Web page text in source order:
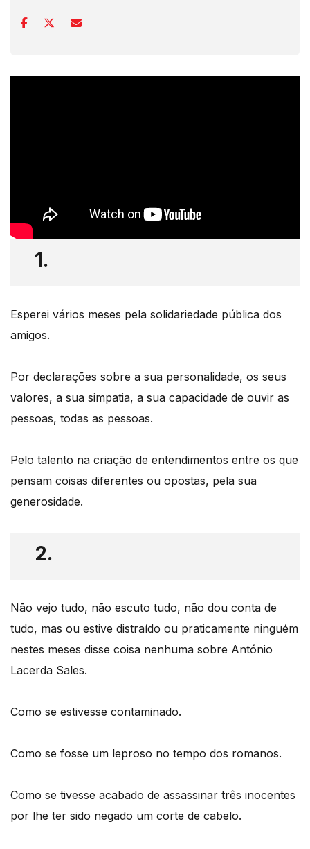
1.
Esperei vários meses pela solidariedade pública dos
amigos.
Por declarações sobre a sua personalidade, os seus
valores, a sua simpatia, a sua capacidade de ouvir as
pessoas, todas as pessoas.
Pelo talento na criação de entendimentos entre os que
pensam coisas diferentes ou opostas, pela sua
generosidade.
2.
Não vejo tudo, não escuto tudo, não dou conta de
tudo, mas ou estive distraído ou praticamente ninguém
nestes meses disse coisa nenhuma sobre António
Lacerda Sales.
Como se estivesse contaminado.
Como se fosse um leproso no tempo dos romanos.
Como se tivesse acabado de assassinar três inocentes
por lhe ter sido negado um corte de cabelo.